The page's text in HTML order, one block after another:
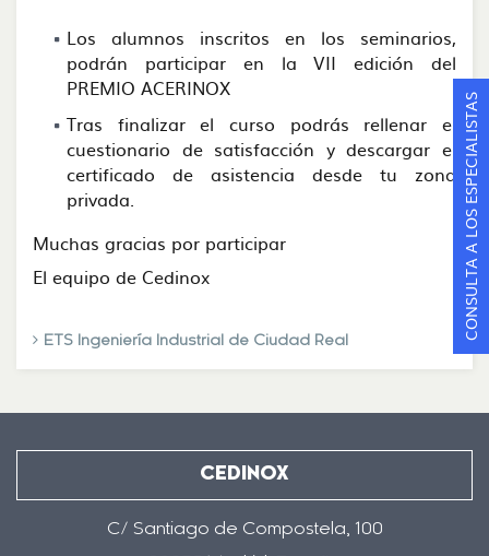
Los alumnos inscritos en los seminarios,
podrán participar en la VII edición del
PREMIO ACERINOX
Tras finalizar el curso podrás rellenar el
cuestionario de satisfacción y descargar el
certificado de asistencia desde tu zona
privada.
Muchas gracias por participar
El equipo de Cedinox
ETS Ingeniería Industrial de Ciudad Real
CEDINOX
C/ Santiago de Compostela, 100
CONSULTA A LOS ESPECIALISTAS